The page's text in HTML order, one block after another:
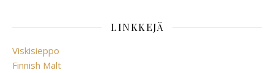
LINKKEJÄ
Viskisieppo
Finnish Malt